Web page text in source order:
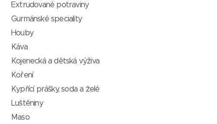
Extrudované potraviny
Gurmánské speciality
Houby
Káva
Kojenecká a dětská výživa
Koření
Kypřící prášky, soda a želé
Luštěniny
Maso